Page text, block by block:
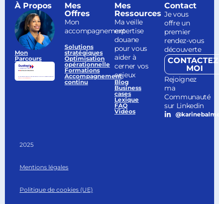
À Propos
Mon
Parcours
Mes
Offres
Mon
accompagnement
Solutions
stratégiques
Optimisation
opérationnelle
Formations
Accompagnement
continu
Mes
Ressources
Ma veille
expertise
douane
pour vous
aider à
cerner vos
enjeux
Blog
Business
cases
Lexique
FAQ
Vidéos
Contact
Je vous
offre un
premier
rendez-vous
découverte
MOI
Rejoignez
ma
Communauté
sur Linkedin
2025
Mentions légales
Politique de cookies (UE)